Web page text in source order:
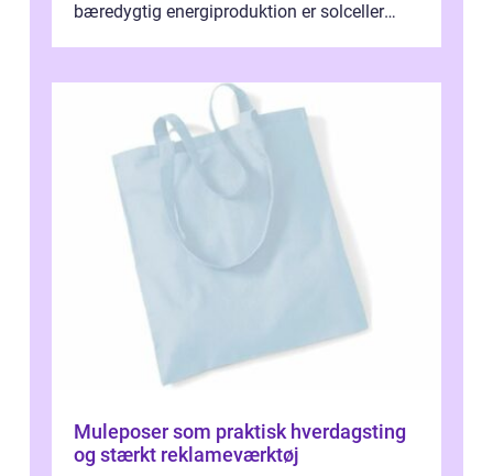
bæredygtig energiproduktion er solceller
Muleposer som praktisk hverdagsting
og stærkt reklameværktøj